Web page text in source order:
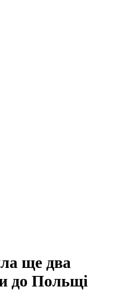
ще два
до Польщі